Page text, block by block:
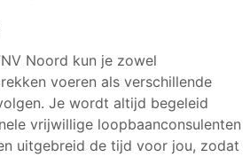
Noord kun je zowel
voeren als verschillende
Je wordt altijd begeleid
vrijwillige loopbaanconsulenten
uitgebreid de tijd voor jou, zodat